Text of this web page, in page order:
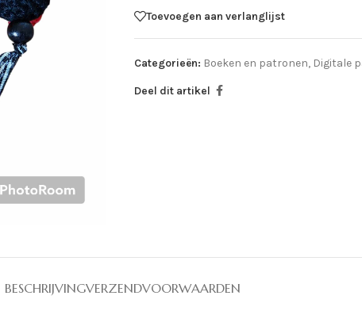
Toevoegen aan verlanglijst
Categorieën: Boeken en patronen, Digitale
Deel dit artikel
BESCHRIJVINGVERZENDVOORWAARDEN